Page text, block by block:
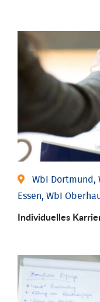
WbI Dortmund,
Essen, WbI
Individu­elles